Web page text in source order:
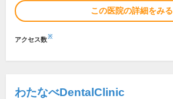
この医院の詳細をみる
アクセス数※
わたなべDentalClinic